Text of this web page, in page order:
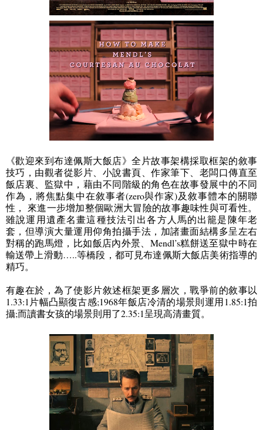
《歡迎來到布達佩斯大飯店》全片故事架構採取框架的敘事
技巧，由觀者從影片、 小說書頁、作家筆下、 老闆口傳直至
飯店裏、 監獄中，藉由不同階級的角色在故事發展中的不同
作為，將焦點集中在敘事者(zero與作家)及敘事體本的關聯
性， 來進一步增加整個歐洲大冒險的故事趣味性與可看性。
雖說運用遺產名畫這種技法引出各方人馬的出籠是陳年老
套，但導演大量運用仰角拍攝手法，加諸畫面結構多呈左右
對稱的跑馬燈，比如飯店內外景、 Mendl’s糕餅送至獄中時在
輸送帶上滑動…..等橋段，都可見布達佩斯大飯店美術指導的
精巧。
有趣在於，為了使影片敘述框架更多層次，戰爭前的敘事以
1.33:1片幅凸顯復古感;1968年飯店冷清的場景則運用1.85:1拍
攝;而讀書女孩的場景則用了2.35:1呈現高清畫質。